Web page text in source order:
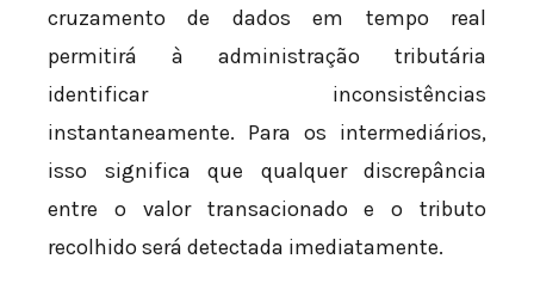
cruzamento de dados em tempo real
permitirá à administração tributária
identificar inconsistências
instantaneamente. Para os intermediários,
isso significa que qualquer discrepância
entre o valor transacionado e o tributo
recolhido será detectada imediatamente.